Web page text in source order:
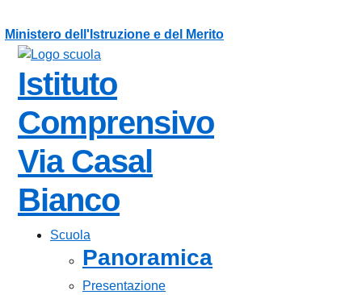
Ministero dell'Istruzione e del Merito
Istituto
Comprensivo
Via Casal
Bianco
Scuola
Panoramica
Presentazione